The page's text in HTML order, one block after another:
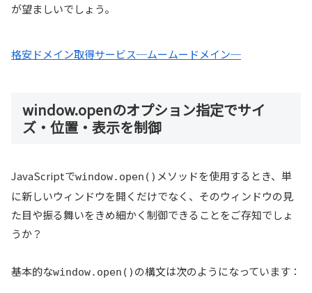
が望ましいでしょう。
格安ドメイン取得サービス─ムームードメイン─
window.openのオプション指定でサイ
ズ・位置・表示を制御
JavaScriptでwindow.open() メソッドを使用するとき、単
に新しいウィンドウを開くだけでなく、そのウィンドウの見
た目や振る舞いをきめ細かく制御できることをご存知でしょ
うか？
基本的なwindow.open() の構文は次のようになっています：